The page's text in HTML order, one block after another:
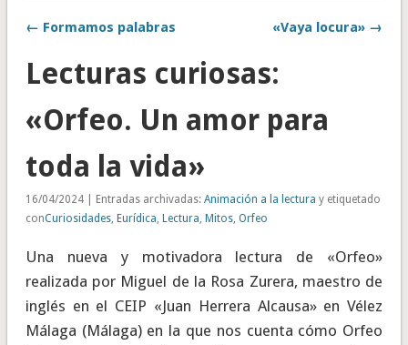
← Formamos palabras «Vaya locura» →
Lecturas curiosas:
«Orfeo. Un amor para
toda la vida»
16/04/2024 | Entradas archivadas: Animación a la lectura y etiquetado
conCuriosidades, Eurídica, Lectura, Mitos, Orfeo
Una nueva y motivadora lectura de «Orfeo»
realizada por Miguel de la Rosa Zurera, maestro de
inglés en el CEIP «Juan Herrera Alcausa» en Vélez
Málaga (Málaga) en la que nos cuenta cómo Orfeo